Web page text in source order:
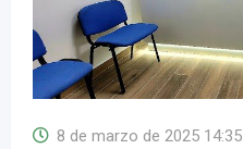
8 de marzo de 2025 14:35